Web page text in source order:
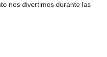
nos divertimos durante las